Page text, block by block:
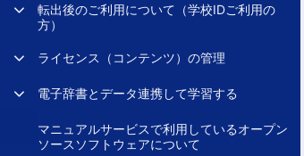
転出後のご利用について（学校IDご利用の
方）
ライセンス（コンテンツ）の管理
電子辞書とデータ連携して学習する
マニュアルサービスで利用しているオープン
ソースソフトウェアについて